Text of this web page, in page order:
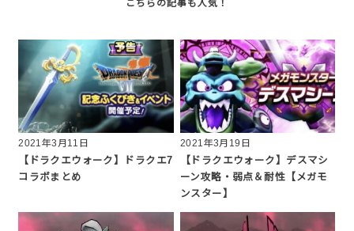
2021年3月11日
【ドラクエウォーク】ドラクエ7
コラボまとめ
2021年3月19日
【ドラクエウォーク】デスマシ
ーン攻略・弱点＆耐性【メガモ
ンスター】